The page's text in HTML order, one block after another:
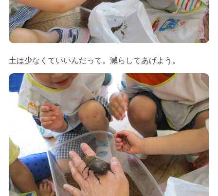
土は少なくていいんだって。減らしてあげよう。